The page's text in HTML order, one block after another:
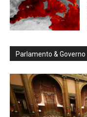
Parlamento & Governo